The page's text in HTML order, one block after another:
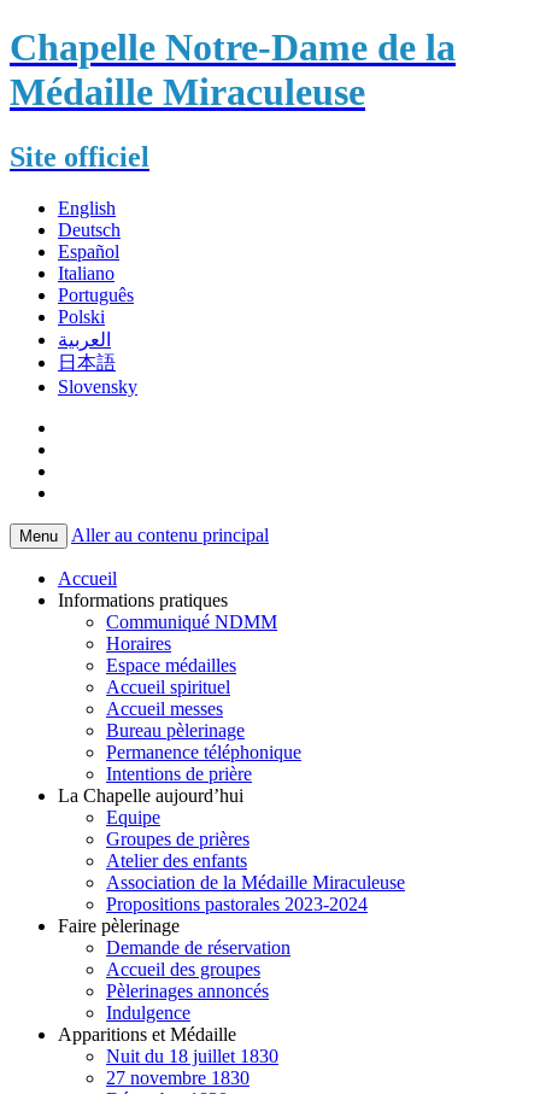
Chapelle Notre-Dame de la
Médaille Miraculeuse
Site officiel
English
Deutsch
Español
Italiano
Português
Polski
العربية
日本語
Slovensky
Menu Aller au contenu principal
Accueil
Informations pratiques
Communiqué NDMM
Horaires
Espace médailles
Accueil spirituel
Accueil messes
Bureau pèlerinage
Permanence téléphonique
Intentions de prière
La Chapelle aujourd’hui
Equipe
Groupes de prières
Atelier des enfants
Association de la Médaille Miraculeuse
Propositions pastorales 2023-2024
Faire pèlerinage
Demande de réservation
Accueil des groupes
Pèlerinages annoncés
Indulgence
Apparitions et Médaille
Nuit du 18 juillet 1830
27 novembre 1830